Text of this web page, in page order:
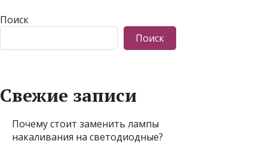
Поиск
Поиск
Свежие записи
Почему стоит заменить лампы
накаливания на светодиодные?